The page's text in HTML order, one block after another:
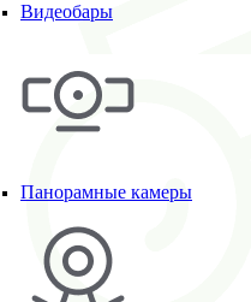
Видеобары
Панорамные камеры